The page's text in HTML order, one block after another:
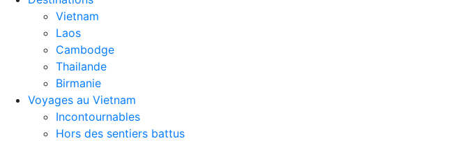
Vietnam
Laos
Cambodge
Thailande
Birmanie
Voyages au Vietnam
Incontournables
Hors des sentiers battus